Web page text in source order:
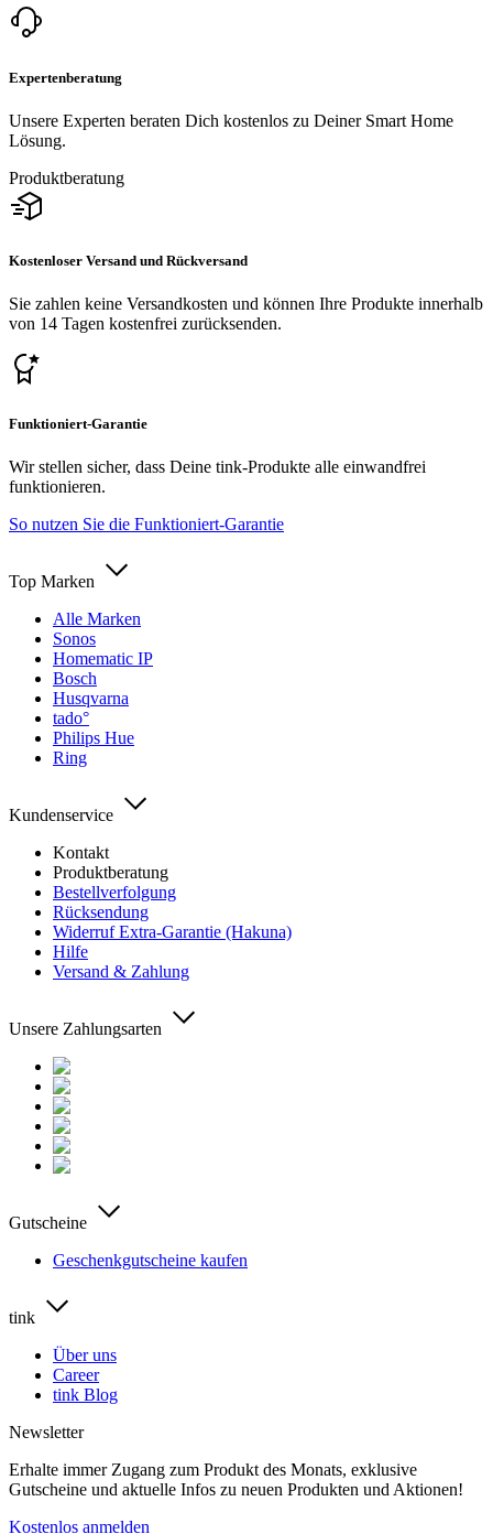
Expertenberatung
Unsere Experten beraten Dich kostenlos zu Deiner Smart Home
Lösung.
Produktberatung
Kostenloser Versand und Rückversand
Sie zahlen keine Versandkosten und können Ihre Produkte innerhalb
von 14 Tagen kostenfrei zurücksenden.
Funktioniert-Garantie
Wir stellen sicher, dass Deine tink-Produkte alle einwandfrei
funktionieren.
So nutzen Sie die Funktioniert-Garantie
Top Marken
Alle Marken
Sonos
Homematic IP
Bosch
Husqvarna
tado°
Philips Hue
Ring
Kundenservice
Kontakt
Produktberatung
Bestellverfolgung
Rücksendung
Widerruf Extra-Garantie (Hakuna)
Hilfe
Versand & Zahlung
Unsere Zahlungsarten
Gutscheine
Geschenkgutscheine kaufen
tink
Über uns
Career
tink Blog
Newsletter
Erhalte immer Zugang zum Produkt des Monats, exklusive
Gutscheine und aktuelle Infos zu neuen Produkten und Aktionen!
Kostenlos anmelden